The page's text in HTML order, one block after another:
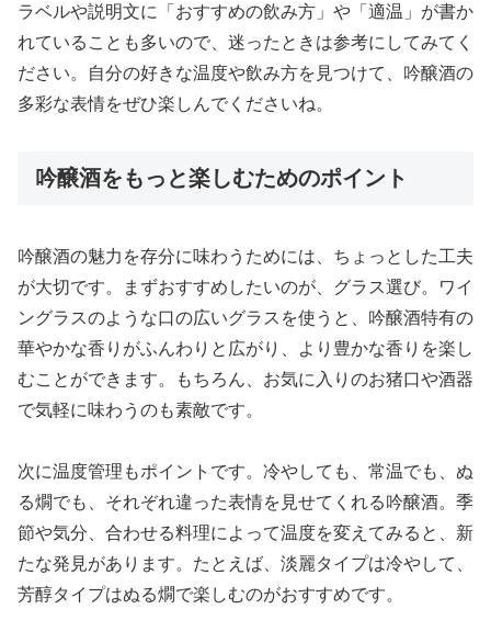
ラベルや説明文に「おすすめの飲み方」や「適温」が書か
れていることも多いので、迷ったときは参考にしてみてく
ださい。自分の好きな温度や飲み方を見つけて、吟醸酒の
多彩な表情をぜひ楽しんでくださいね。
吟醸酒をもっと楽しむためのポイント
吟醸酒の魅力を存分に味わうためには、ちょっとした工夫
が大切です。まずおすすめしたいのが、グラス選び。ワイ
ングラスのような口の広いグラスを使うと、吟醸酒特有の
華やかな香りがふんわりと広がり、より豊かな香りを楽し
むことができます。もちろん、お気に入りのお猪口や酒器
で気軽に味わうのも素敵です。
次に温度管理もポイントです。冷やしても、常温でも、ぬ
る燗でも、それぞれ違った表情を見せてくれる吟醸酒。季
節や気分、合わせる料理によって温度を変えてみると、新
たな発見があります。たとえば、淡麗タイプは冷やして、
芳醇タイプはぬる燗で楽しむのがおすすめです。